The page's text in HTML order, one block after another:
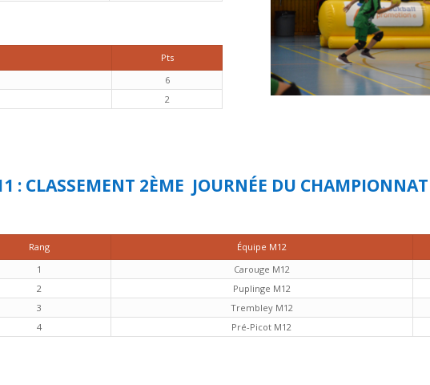
Pts
6
2
: CLASSEMENT 2ÈME JOURNÉE DU
Rang Équipe M12
1
Carouge M12
2
Puplinge M12
3
Trembley M12
4
Pré-Picot M12